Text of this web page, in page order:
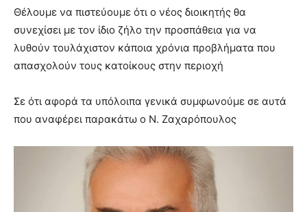
Θέλουμε να πιστεύουμε ότι ο νέος διοικητής θα
συνεχίσει με τον ίδιο ζήλο την προσπάθεια για να
λυθούν τουλάχιστον κάποια χρόνια προβλήματα που
απασχολούν τους κατοίκους στην περιοχή
Σε ότι αφορά τα υπόλοιπα γενικά συμφωνούμε σε αυτά
που αναφέρει παρακάτω ο Ν. Ζαχαρόπουλος